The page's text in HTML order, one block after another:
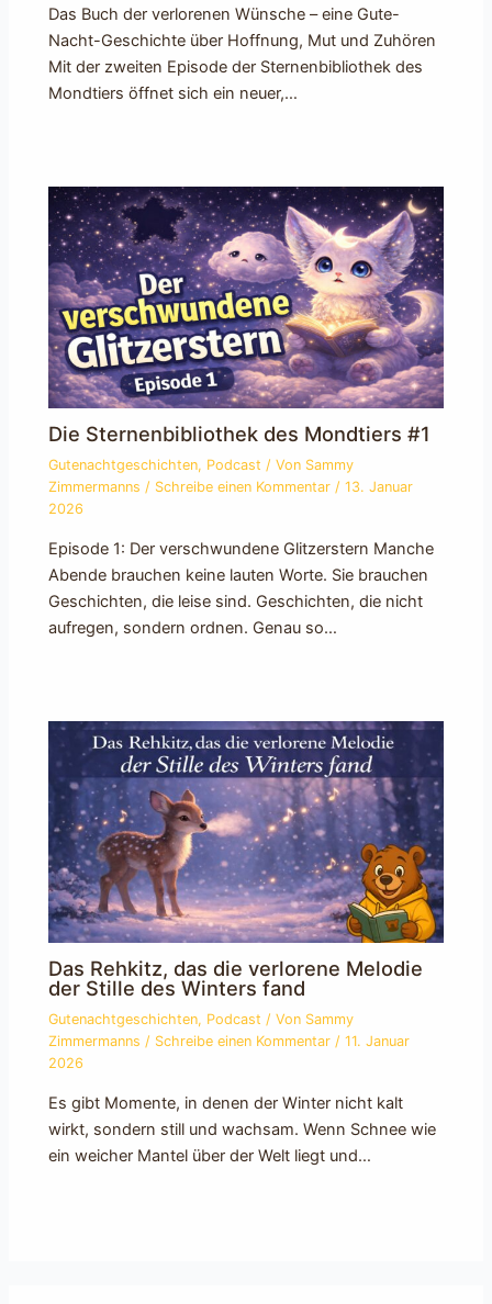
Das Buch der verlorenen Wünsche – eine Gute-
Nacht-Geschichte über Hoffnung, Mut und Zuhören
Mit der zweiten Episode der Sternenbibliothek des
Mondtiers öffnet sich ein neuer,…
Die Sternenbibliothek des Mondtiers #1
Gutenachtgeschichten, Podcast / Von Sammy
Zimmermanns / Schreibe einen Kommentar /13. Januar
2026
Episode 1: Der verschwundene Glitzerstern Manche
Abende brauchen keine lauten Worte. Sie brauchen
Geschichten, die leise sind. Geschichten, die nicht
aufregen, sondern ordnen. Genau so…
Das Rehkitz, das die verlorene Melodie
der Stille des Winters fand
Gutenachtgeschichten, Podcast / Von Sammy
Zimmermanns / Schreibe einen Kommentar /11. Januar
2026
Es gibt Momente, in denen der Winter nicht kalt
wirkt, sondern still und wachsam. Wenn Schnee wie
ein weicher Mantel über der Welt liegt und…